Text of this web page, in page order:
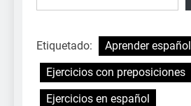
Etiquetado:
Aprender español
Ejercicios con preposiciones
Ejercicios en español